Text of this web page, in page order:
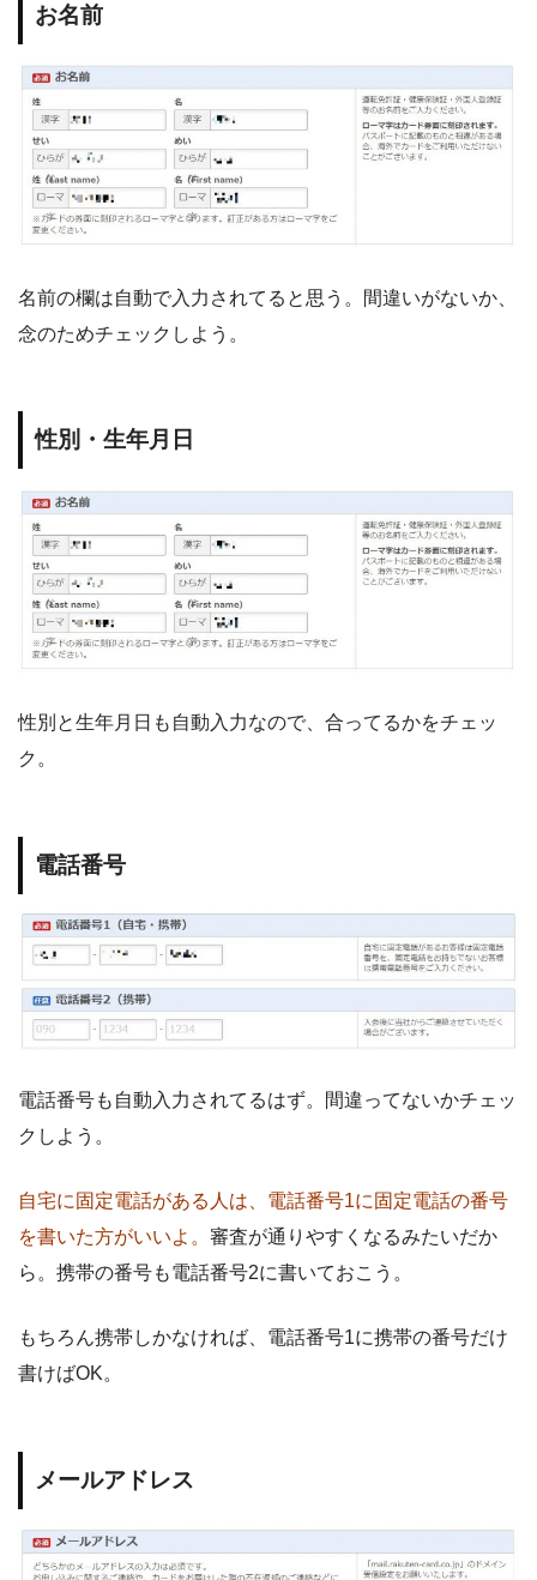
お名前
名前の欄は自動で入力されてると思う。間違いがないか、
念のためチェックしよう。
性別・生年月日
性別と生年月日も自動入力なので、合ってるかをチェッ
ク。
電話番号
電話番号も自動入力されてるはず。間違ってないかチェッ
クしよう。
自宅に固定電話がある人は、電話番号1に固定電話の番号
を書いた方がいいよ。 審査が通りやすくなるみたいだか
ら。携帯の番号も電話番号2に書いておこう。
もちろん携帯しかなければ、電話番号1に携帯の番号だけ
書けばOK。
メールアドレス